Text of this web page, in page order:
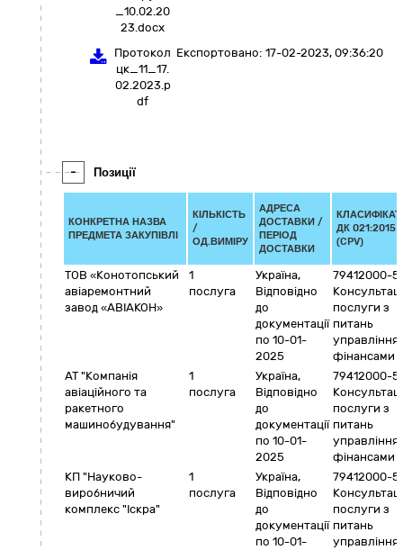
_10.02.20
23.docx
Протокол
цк_11_17.
02.2023.p
df
Експортовано: 17-02-2023, 09:36:20
- Позиції
КОНКРЕТНА НАЗВА
ПРЕДМЕТА ЗАКУПІВЛІ
КІЛЬКІСТЬ
/
ОД.ВИМІРУ
АДРЕСА
ДОСТАВКИ /
ПЕРІОД
ДОСТАВКИ
ДК 021:2015
(CPV)
ТОВ «Конотопський
авіаремонтний
завод «АВІАКОН»
1
послуга
Україна,
Відповідно
до
документації
по 10-01-
2025
79412000-5
послуги з
питань
управління
фінансами
АТ "Компанія
авіаційного та
ракетного
машинобудування"
1
послуга
Україна,
Відповідно
до
документації
по 10-01-
2025
79412000-5
послуги з
питань
управління
фінансами
КП "Науково-
виробничий
комплекс "Іскра"
1
послуга
Україна,
Відповідно
до
документації
по 10-01-
79412000-5
послуги з
питань
управління